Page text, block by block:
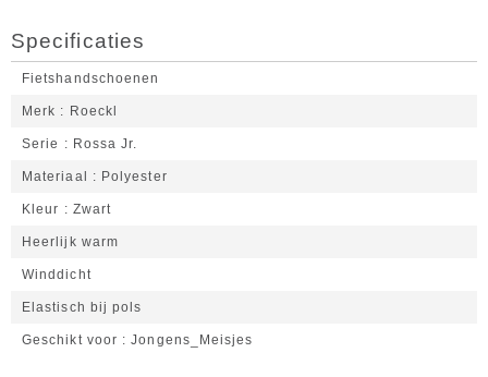
Specificaties
Fietshandschoenen
Merk Roeckl
Serie Rossa Jr.
Materiaal Polyester
Kleur Zwart
Heerlijk warm
Winddicht
Elastisch bij pols
Geschikt voor Jongens_Meisjes